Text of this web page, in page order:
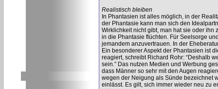
Realistisch bleiben
In Phantasien ist alles möglich, in der
der Phantasie kann man sich den
Wirklichkeit nicht gibt, man hat sie oder ihn
in die Phantasie flüchten. Für Seelsorge
jemandem anzuvertrauen. In der
Ein besonderer Aspekt der Phantasien ist
reagiert, schreibt Richard Rohr: “Deshalb
sein.” Das nutzen Medien und Werbung
dass Männer so sehr mit den Augen
wegen der Neigung als Sünde bezeichnet
einlässt. Es gilt, sich immer wieder neu zu